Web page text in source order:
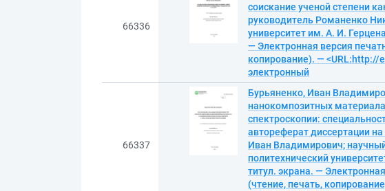
66336
соискание ученой степени
руководитель Романенко
университет им. А. И.
— Электронная версия
копирование). —
электронный
66337
Бурьяненко, Иван
нанокомпозитных
спектроскопии:
автореферат диссертации
Иван Владимирович;
политехнический
титул. экрана. —
(чтение, печать,